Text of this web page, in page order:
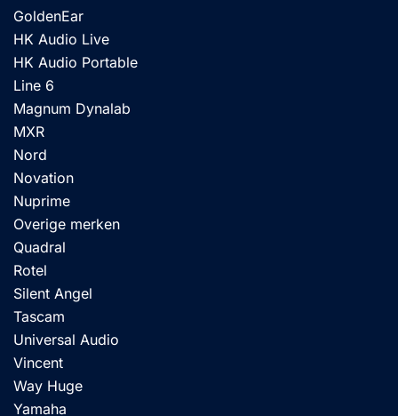
GoldenEar
HK Audio Live
HK Audio Portable
Line 6
Magnum Dynalab
MXR
Nord
Novation
Nuprime
Overige merken
Quadral
Rotel
Silent Angel
Tascam
Universal Audio
Vincent
Way Huge
Yamaha